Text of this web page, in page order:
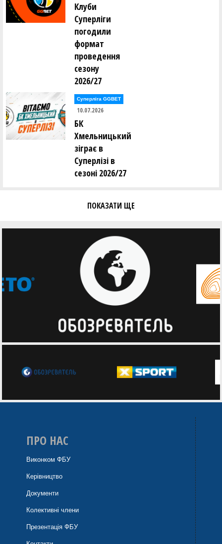
Клуби
Суперліги
погодили
формат
проведення
сезону
2026/27
Суперліга GGBET
10.07.2026
БК
Хмельницький
зіграє в
Суперлізі в
сезоні 2026/27
ПОКАЗАТИ ЩЕ
ПРО НАС
Виконком ФБУ
Керівництво
Документи
Колективні члени
Презентація ФБУ